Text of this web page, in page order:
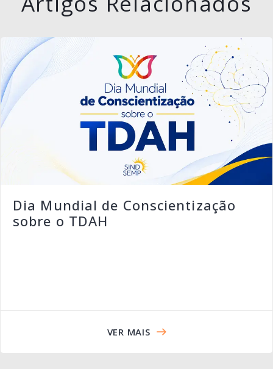
Dia Mundial de Conscientização
sobre o TDAH
VER MAIS